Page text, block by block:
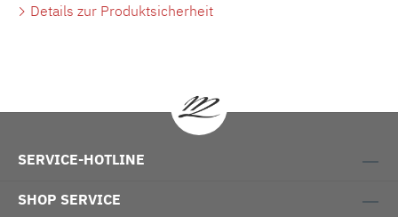
Details zur Produktsicherheit
SERVICE-HOTLINE
SHOP SERVICE